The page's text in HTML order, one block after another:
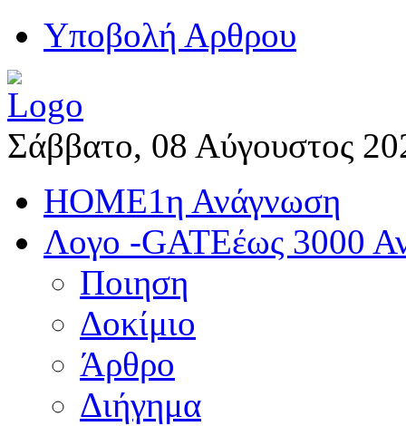
Yποβολή Αρθρου
Σάββατο, 08 Αύγουστος
HOME1η Ανάγνωση
Λογο -GATEέως 3000
Ποιηση
Δοκίμιο
Άρθρο
Διήγημα